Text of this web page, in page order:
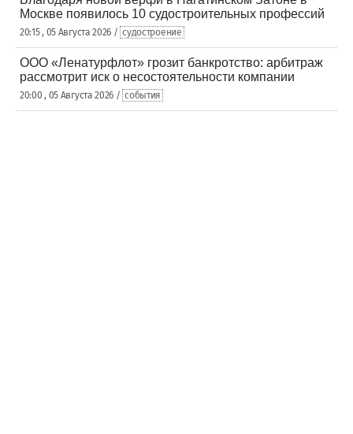
Москве появилось 10 судостроительных профессий
20:15 , 05 Августа 2026 / судостроение
ООО «Ленатурфлот» грозит банкротство: арбитраж
рассмотрит иск о несостоятельности компании
20:00 , 05 Августа 2026 / события